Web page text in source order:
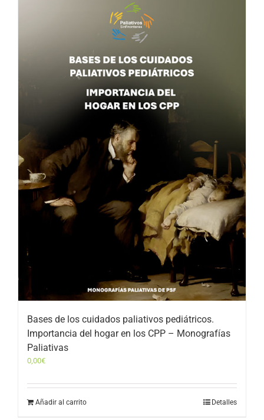
Bases de los cuidados paliativos pediátricos.
Importancia del hogar en los CPP – Monografías
Paliativas
0,00€
Añadir al carrito Detalles